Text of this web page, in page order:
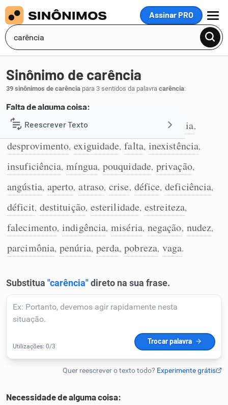
Assinar PRO
MENU
Reescrever Texto
Resumir Texto
Corrigir Texto
Detector de IA
Cata-letras
Conexões
Sinônimo de carência
39 sinônimos de carência para 3 sentidos da palavra carência:
Falta de alguma coisa:
1 ausência,carecimento carestia,
desprovimento, exiguidade, falta, inexistência,
insuficiência, míngua, pouquidade, privação,
angústia, aperto, atraso, crise, défice, deficiência,
déficit, destituição, esterilidade, estreiteza,
falecimento, indigência, miséria, negação, nudez,
parcimônia, penúria, perda, pobreza, vaga.
Necessidade de alguma coisa: